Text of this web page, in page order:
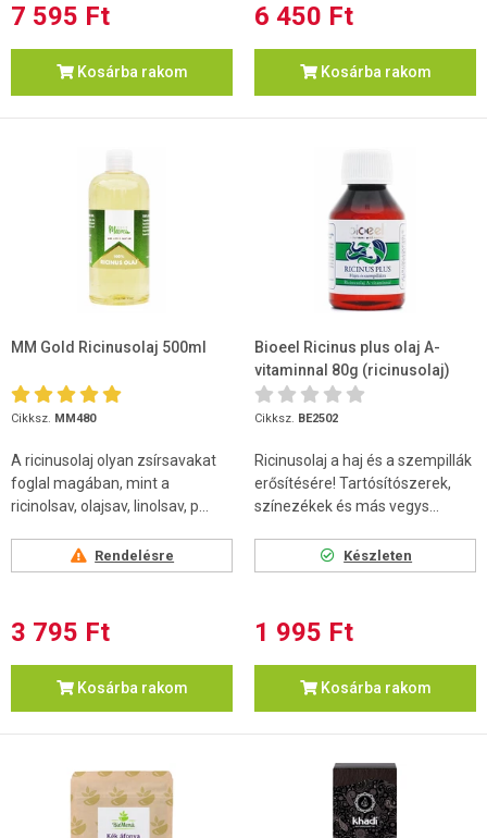
7 595 Ft
Kosárba rakom
6 450 Ft
Kosárba rakom
MM Gold Ricinusolaj 500ml
Cikksz. MM480
A ricinusolaj olyan zsírsavakat
foglal magában, mint a
ricinolsav, olajsav, linolsav, p...
Rendelésre
3 795 Ft
Kosárba rakom
Bioeel Ricinus plus olaj A-
vitaminnal 80g (ricinusolaj)
Cikksz. BE2502
Ricinusolaj a haj és a szempillák
erősítésére! Tartósítószerek,
színezékek és más vegys...
Készleten
1 995 Ft
Kosárba rakom